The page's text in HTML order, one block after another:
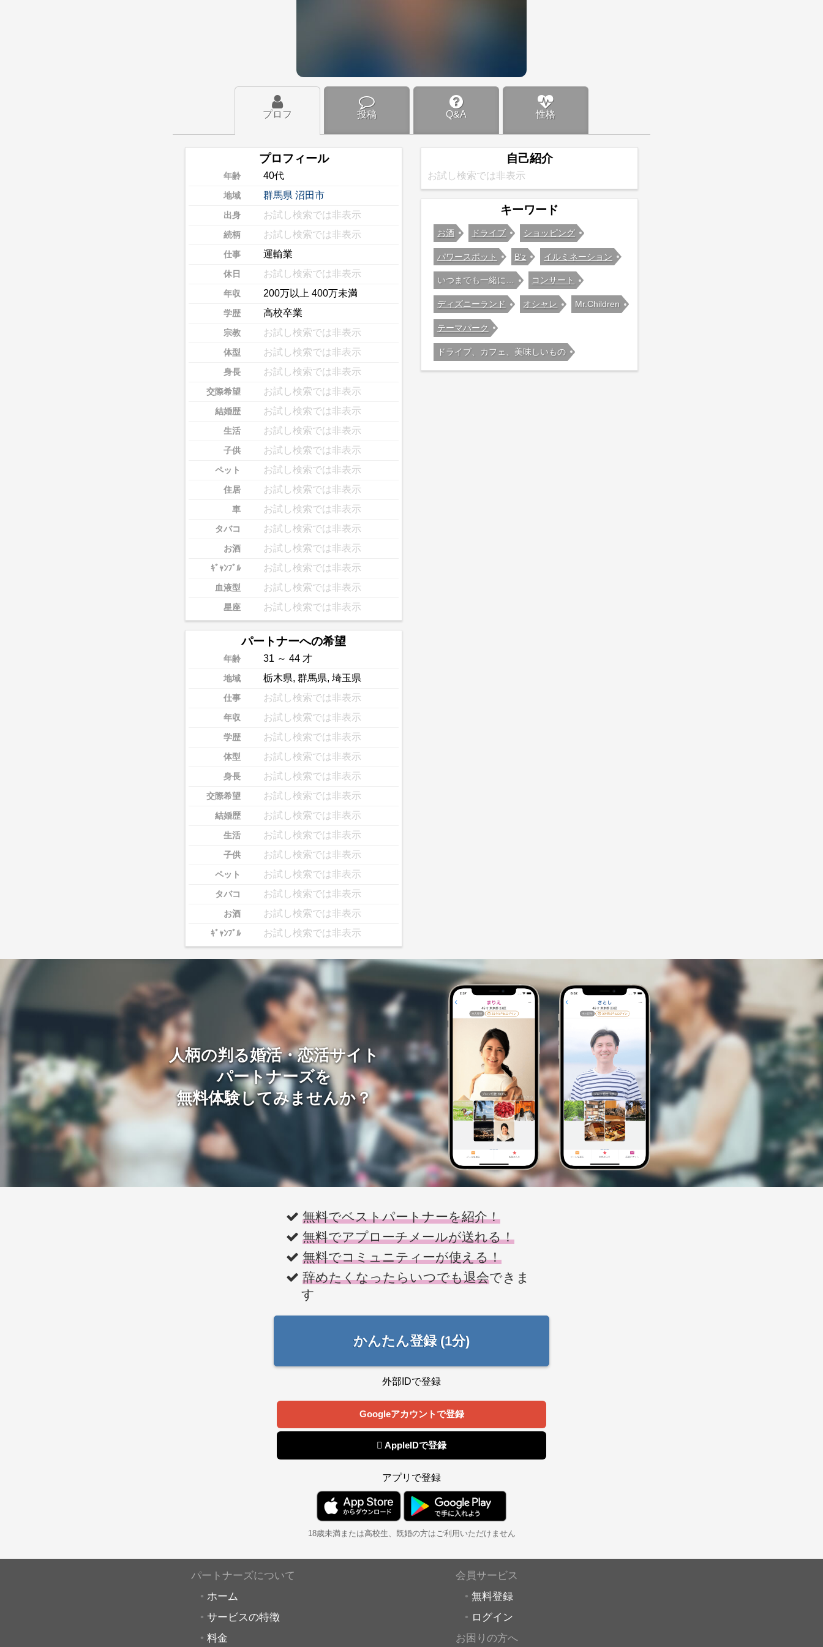
プロフ 投稿 Q&A 性格
プロフィール
年齢 40代
地域 群馬県 沼田市
出身 お試し検索では非表示
続柄 お試し検索では非表示
仕事 運輸業
休日 お試し検索では非表示
年収 200万以上 400万未満
学歴 高校卒業
宗教 お試し検索では非表示
体型 お試し検索では非表示
身長 お試し検索では非表示
交際希望 お試し検索では非表示
結婚歴 お試し検索では非表示
生活 お試し検索では非表示
子供 お試し検索では非表示
ペット お試し検索では非表示
住居 お試し検索では非表示
車 お試し検索では非表示
タバコ お試し検索では非表示
お酒 お試し検索では非表示
ｷﾞｬﾝﾌﾞﾙ お試し検索では非表示
血液型 お試し検索では非表示
星座 お試し検索では非表示
パートナーへの希望
年齢 31 ～ 44 才
地域 栃木県, 群馬県, 埼玉県
仕事 お試し検索では非表示
年収 お試し検索では非表示
学歴 お試し検索では非表示
体型 お試し検索では非表示
身長 お試し検索では非表示
交際希望 お試し検索では非表示
結婚歴 お試し検索では非表示
生活 お試し検索では非表示
子供 お試し検索では非表示
ペット お試し検索では非表示
タバコ お試し検索では非表示
お酒 お試し検索では非表示
ｷﾞｬﾝﾌﾞﾙ お試し検索では非表示
自己紹介
お試し検索では非表示
キーワード
お酒 ドライブ ショッピング
パワースポット B'z イルミネーション
いつまでも一緒に… コンサート
ディズニーランド オシャレ Mr.Children
テーマパーク
ドライブ、カフェ、美味しいもの
人柄の判る婚活・恋活サイト
パートナーズを
無料体験してみませんか？
無料でベストパートナーを紹介！
無料でアプローチメールが送れる！
無料でコミュニティーが使える！
辞めたくなったらいつでも退会できま
す
かんたん登録 (1分)
外部IDで登録
Googleアカウントで登録
 AppleIDで登録
アプリで登録
18歳未満または高校生、既婚の方はご利用いただけません
パートナーズについて
ホーム
サービスの特徴
料金
会員サービス
無料登録
ログイン
お困りの方へ